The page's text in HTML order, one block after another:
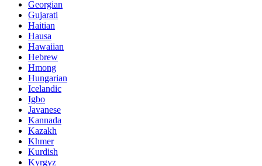
Georgian
Gujarati
Haitian
Hausa
Hawaiian
Hebrew
Hmong
Hungarian
Icelandic
Igbo
Javanese
Kannada
Kazakh
Khmer
Kurdish
Kyrgyz